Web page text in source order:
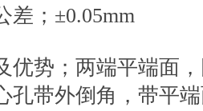
差；±0.05mm
优势；两端平端面
孔带外倒角，带平